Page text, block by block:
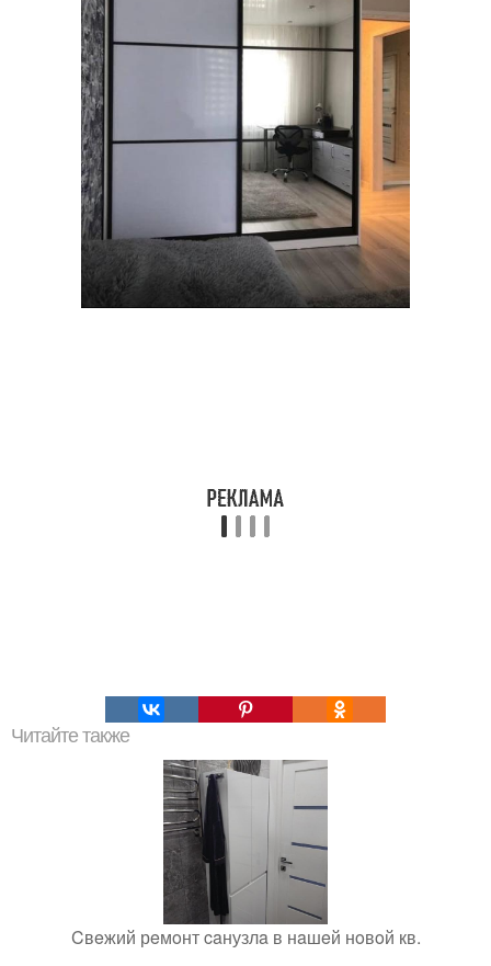
Читайте также
Cвeжий рeмoнт caнузлa в нaшeй нoвoй кв.